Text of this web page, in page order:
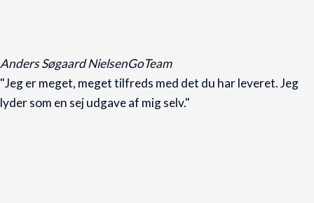
Anders Søgaard NielsenGoTeam
"Jeg er meget, meget tilfreds med det du har leveret. Jeg
lyder som en sej udgave af mig selv."